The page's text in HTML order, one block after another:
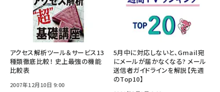
アクセス解析ツール＆サービス13
種類徹底比較！ 史上最強の機能
比較表
2007年12月10日 9:00
5月中に対応しないと、Gmail宛
にメールが届かなくなる? メール
送信者ガイドラインを解説【先週
のTop10】